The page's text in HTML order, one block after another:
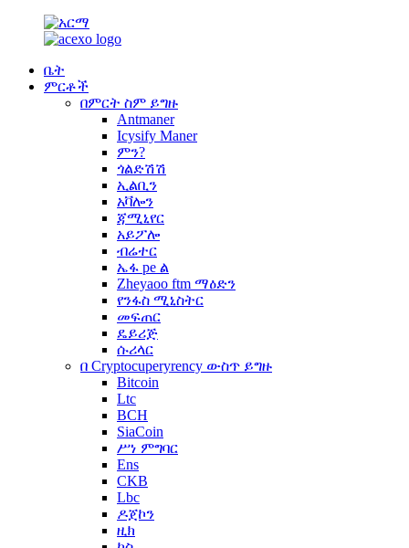
ቤት
ምርቶች
በምርት ስም ይግዙ
Antmaner
Icysify Maner
ምን?
ጎልድሽሽ
ኢልቢን
አቫሎን
ጃሚኒየር
አይፖሎ
ብሬተር
ኤፋ pe ል
Zheyaoo ftm ማዕድን
የንፋስ ሚኒስትር
መፍጠር
ዴይሪጅ
ሱሪላር
በ Cryptocuperyrency ውስጥ ይግዙ
Bitcoin
Ltc
BCH
SiaCoin
ሥነ ምግባር
Ens
CKB
Lbc
ዶጀኮን
ዚክ